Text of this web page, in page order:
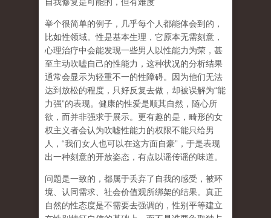
举个很简单的例子，几乎每个人都能体会到的，
比如性领域。性是基本生理，它原本无需刻意，
心理治疗中会能发现一些男人以性能力为荣，甚
至主动吹嘘自己的性能力，这种状况的分析结果
通常会显示为轻重不一的性障碍。因为他们无法
达到放松的程度，只好反复去做，却被误解为“能
力强”的表现。健康的性爱是顺其自然，随心所
欲，而并非强求于展示。更有趣的是，畸形的女
权主义者会认为吹嘘性能力的权限不能只给男
人， “我们女人也可以在这方面自豪” ，于是表现
出一种刻意的开放姿态，有点以谣传谣的味道。
问题是一致的，都属于丢弃了自我的感受，被环
境、认同需求、社会价值观所绑架的结果。真正
自然的性态度是不需要去强调的，性别平等建立